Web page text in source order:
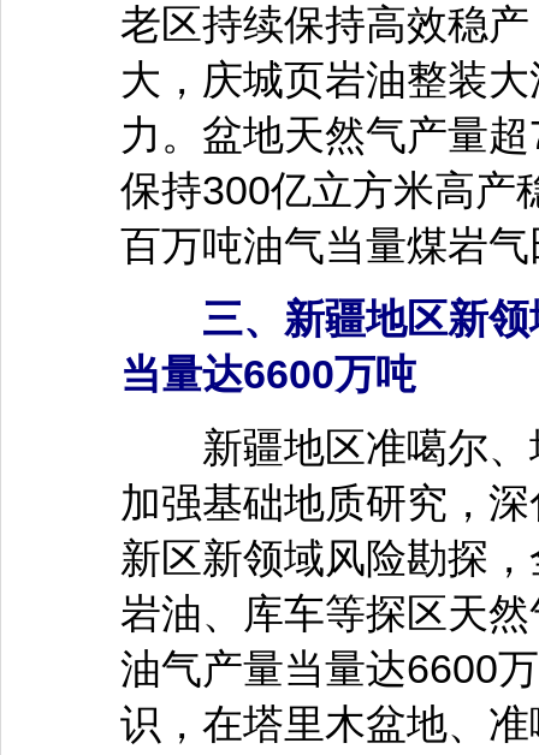
老区持续保持高效稳
大，庆城页岩油整装
力。盆地天然气产量
保持300亿立方米高产
百万吨油气当量煤岩
三、新疆地区新领
当量达6600万吨
新疆地区准噶尔、
加强基础地质研究，
新区新领域风险勘探
岩油、库车等探区天
油气产量当量达6600
识，在塔里木盆地、